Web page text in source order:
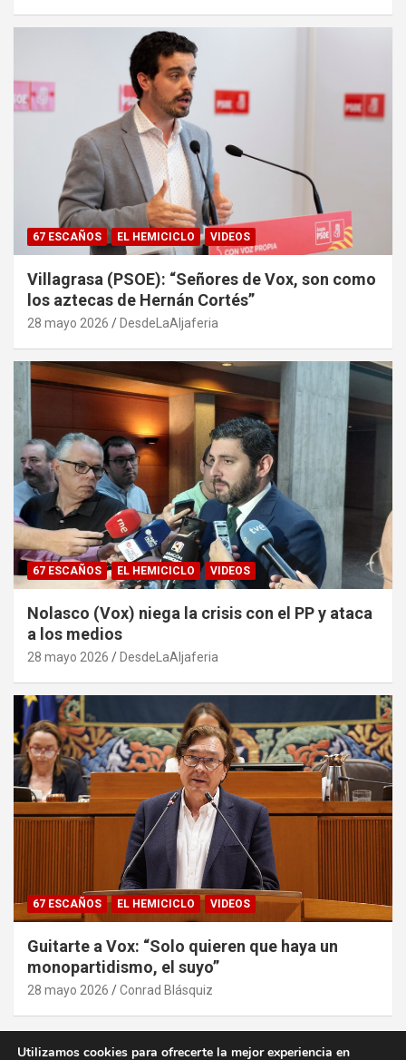
67 ESCAÑOS EL HEMICICLO VIDEOS
Villagrasa (PSOE): “Señores de Vox, son como
los aztecas de Hernán Cortés”
28 mayo 2026 DesdeLaAljaferia
67 ESCAÑOS EL HEMICICLO VIDEOS
Nolasco (Vox) niega la crisis con el PP y ataca
a los medios
28 mayo 2026 DesdeLaAljaferia
67 ESCAÑOS EL HEMICICLO VIDEOS
Guitarte a Vox: “Solo quieren que haya un
monopartidismo, el suyo”
28 mayo 2026 Conrad Blásquiz
Utilizamos cookies para ofrecerte la mejor experiencia en